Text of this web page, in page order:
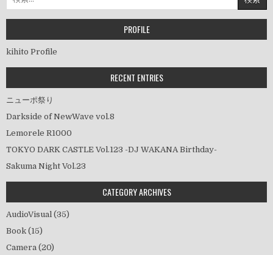
ゲ
シ
索:
PROFILE
kihito Profile
RECENT ENTRIES
ニューポ祭り
Darkside of NewWave vol.8
Lemorele R1000
TOKYO DARK CASTLE Vol.123 -DJ WAKANA Birthday-
Sakuma Night Vol.23
CATEGORY ARCHIVES
AudioVisual (35)
Book (15)
Camera (20)